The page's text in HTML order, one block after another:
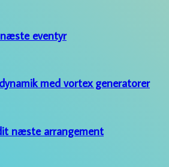
eventyr
med vortex generatorer
næste arrangement